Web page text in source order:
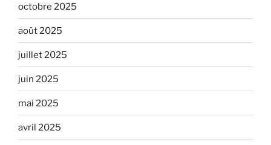
octobre 2025
août 2025
juillet 2025
juin 2025
mai 2025
avril 2025